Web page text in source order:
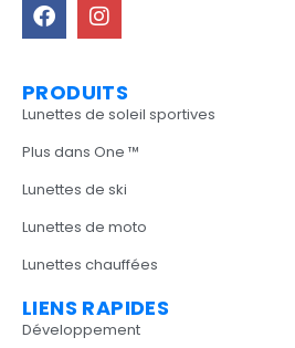
PRODUITS
Lunettes de soleil sportives
Plus dans One ™
Lunettes de ski
Lunettes de moto
Lunettes chauffées
LIENS RAPIDES
Développement